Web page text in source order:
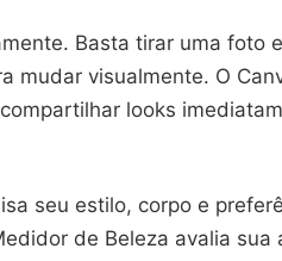
Basta tirar uma foto
mudar visualmente. O
looks
seu estilo, corpo e
de Beleza avalia sua